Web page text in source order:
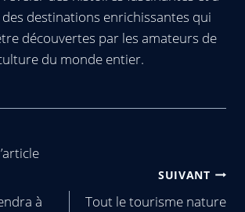
destinations enrichissantes qui
découvertes par les amateurs de
du monde entier.
à
SUIVANT
Tout le tourisme nature